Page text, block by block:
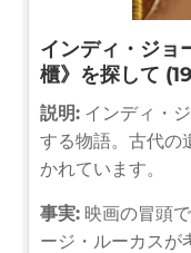
インディ・ジョ
櫃》を探して
説明: インディ・
する物語。古代の
かれています。
事実: 映画の冒頭
ージ・ルーカスが